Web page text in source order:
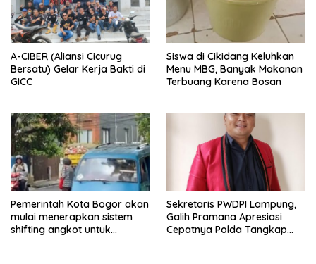
A-CIBER (Aliansi Cicurug
Bersatu) Gelar Kerja Bakti di
GICC
Siswa di Cikidang Keluhkan
Menu MBG, Banyak Makanan
Terbuang Karena Bosan
Pemerintah Kota Bogor akan
mulai menerapkan sistem
shifting angkot untuk
Sekretaris PWDPI Lampung,
Galih Pramana Apresiasi
Cepatnya Polda Tangkap